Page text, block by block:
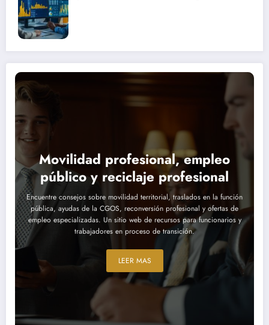
Movilidad profesional, empleo
público y reciclaje profesional
Encuentre consejos sobre movilidad territorial, traslados en la función
pública, ayudas de la CGOS, reconversión profesional y ofertas de
empleo especializadas. Un sitio web de recursos para funcionarios y
trabajadores en proceso de transición.
LEER MAS